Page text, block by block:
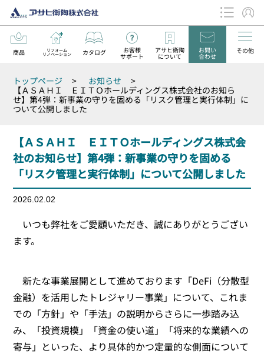
商品 リフォーム
リノベーション カタログ お客様
サポート
アサヒ衛陶
について
お問い
合わせ
その他
お知らせ
トップページ > お知らせ
>
【ＡＳＡＨＩ ＥＩＴＯホールディングス株式会社のお知ら
せ】第4弾：新事業の守りを固める「リスク管理と実行体制」に
ついて公開しました
【ＡＳＡＨＩ ＥＩＴＯホールディングス株式会
社のお知らせ】第4弾：新事業の守りを固める
「リスク管理と実行体制」について公開しました
2026.02.02
いつも弊社をご愛顧いただき、誠にありがとうござい
ます。
新たな事業展開として進めております「DeFi（分散型
金融）を活用したトレジャリー事業」について、これま
での「方針」や「手法」の説明からさらに一歩踏み込
み、「投資規模」「資金の使い道」「将来的な業績への
寄与」といった、より具体的かつ定量的な側面について